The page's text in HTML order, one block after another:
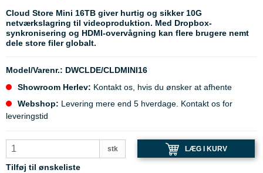
Cloud Store Mini 16TB giver hurtig og sikker 10G
netværkslagring til videoproduktion. Med Dropbox-
synkronisering og HDMI-overvågning kan flere brugere nemt
dele store filer globalt.
Model/Varenr.: DWCLDE/CLDMINI16
Showroom Herlev: Kontakt os, hvis du ønsker at afhente
Webshop: Levering mere end 5 hverdage. Kontakt os for
leveringstid
stk LÆG I KURV
Tilføj til ønskeliste